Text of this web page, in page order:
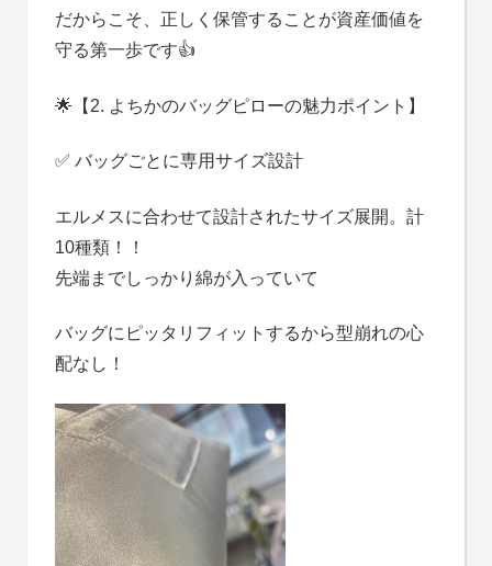
だからこそ、正しく保管することが資産価値を
守る第一歩です👍
🌟【2. よちかのバッグピローの魅力ポイント】
✅ バッグごとに専用サイズ設計
エルメスに合わせて設計されたサイズ展開。計
10種類！！
先端までしっかり綿が入っていて
バッグにピッタリフィットするから型崩れの心
配なし！